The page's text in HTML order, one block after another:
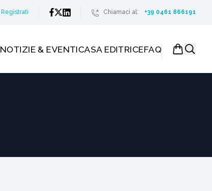
Registrati Chiamaci al: +39 0461 866191
NOTIZIE & EVENTICASA EDITRICEFAQ